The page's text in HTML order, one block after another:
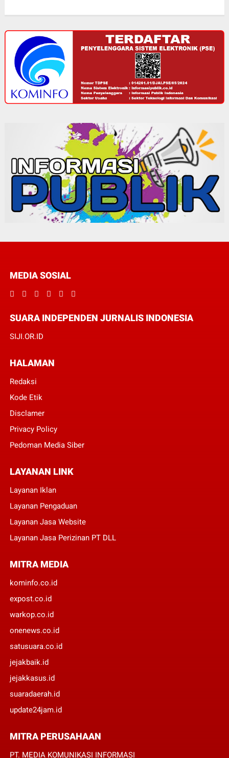
MEDIA SOSIAL
SUARA INDEPENDEN JURNALIS INDONESIA
SIJI.OR.ID
HALAMAN
Redaksi
Kode Etik
Disclamer
Privacy Policy
Pedoman Media Siber
LAYANAN LINK
Layanan Iklan
Layanan Pengaduan
Layanan Jasa Website
Layanan Jasa Perizinan PT DLL
MITRA MEDIA
kominfo.co.id
expost.co.id
warkop.co.id
onenews.co.id
satusuara.co.id
jejakbaik.id
jejakkasus.id
suaradaerah.id
update24jam.id
MITRA PERUSAHAAN
PT. MEDIA KOMUNIKASI INFORMASI